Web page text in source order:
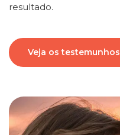
resultado.
Veja os testemunhos